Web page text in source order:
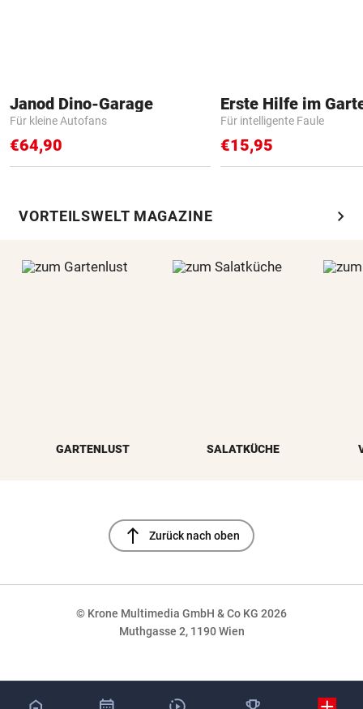
Janod Dino-Garage
Für kleine Autofans
€64,90
Erste Hilfe im
Für intelligente Faule
€15,95
VORTEILSWELT MAGAZINE chevron_right
GARTENLUST SALATKÜCHE
north Zurück nach oben
© Krone Multimedia GmbH & Co KG 2026
Muthgasse 2, 1190 Wien
NaN%